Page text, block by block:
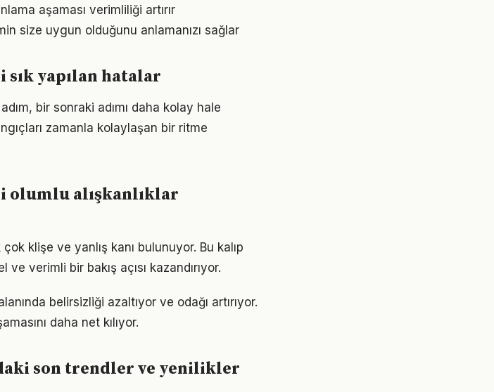
aşaması verimliliği artırır
size uygun olduğunu anlamanızı sağlar
yapılan hatalar
bir sonraki adımı daha kolay hale
zamanla kolaylaşan bir ritme
olumlu alışkanlıklar
klişe ve yanlış kanı bulunuyor. Bu kalıp
verimli bir bakış açısı kazandırıyor.
belirsizliği azaltıyor ve odağı artırıyor.
daha net kılıyor.
son trendler ve yenilikler